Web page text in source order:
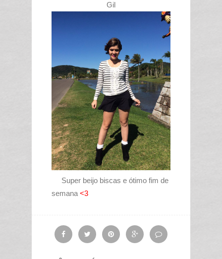
Gil
Super beijo biscas e ótimo fim de
semana <3